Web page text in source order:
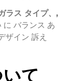
ラス タイプ、,
に バランス あ
ザイン 訴え
て